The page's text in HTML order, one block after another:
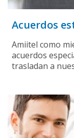
Acuerdos
Amiitel como
acuerdos
trasladan a